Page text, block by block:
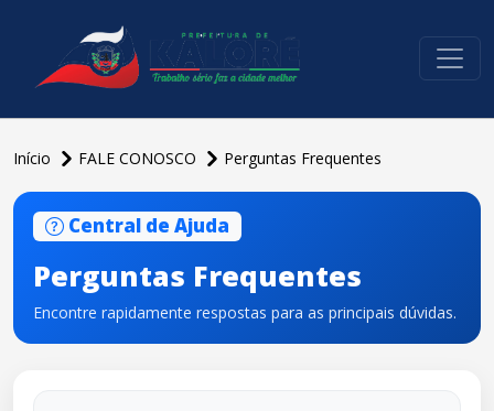
Início FALE CONOSCO Perguntas Frequentes
Central de Ajuda
Perguntas Frequentes
Encontre rapidamente respostas para as principais dúvidas.